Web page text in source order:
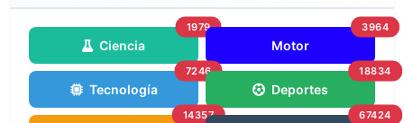
Ciencia
1979
Motor
3964
Tecnología
7246
Deportes
18834
14357 67424